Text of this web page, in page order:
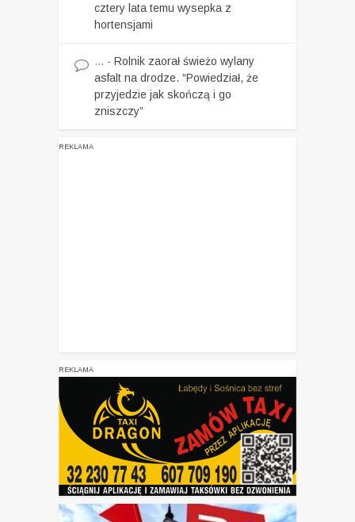
cztery lata temu wysepka z
hortensjami
... - Rolnik zaorał świeżo wylany
asfalt na drodze. “Powiedział, że
przyjedzie jak skończą i go
zniszczy”
REKLAMA
REKLAMA